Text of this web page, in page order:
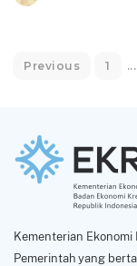
Previous 1 ...
Kementerian
Pemerintah yang